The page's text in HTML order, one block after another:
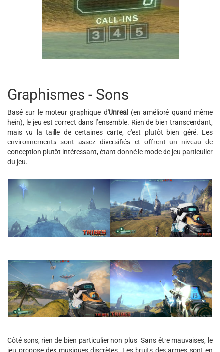
Graphismes - Sons
Basé sur le moteur graphique d'Unreal (en amélioré quand même
hein), le jeu est correct dans l’ensemble. Rien de bien transcendant,
mais vu la taille de certaines carte, c'est plutôt bien géré. Les
environnements sont assez diversifiés et offrent un niveau de
conception plutôt intéressant, étant donné le mode de jeu particulier
du jeu.
Côté sons, rien de bien particulier non plus. Sans être mauvaises, le
jeu propose des musiques discrètes. Les bruits des armes sont en